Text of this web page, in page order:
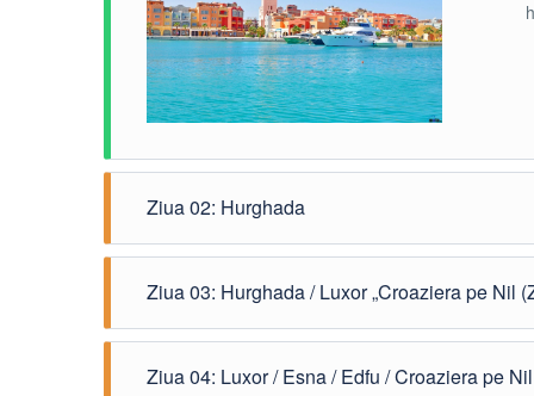
Ziua 02: Hurghada
Ziua 03: Hurghada / Luxor „Croaziera pe Nil
Ziua 04: Luxor / Esna / Edfu / Croaziera pe Nil